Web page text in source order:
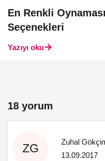
En Renkli
Seçenekleri
Yazıyı oku
18 yorum
ZG
Zuhal
13.09.2017